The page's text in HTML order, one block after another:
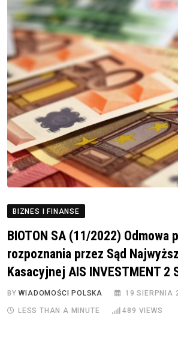
BIZNES I FINANSE
BIOTON SA (11/2022) Odmowa
rozpoznania przez Sąd
Kasacyjnej AIS INVESTMENT 2
BYWIADOMOŚCI POLSKA 19 SIERPNIA
LESS THAN A MINUTE 489 VIEWS